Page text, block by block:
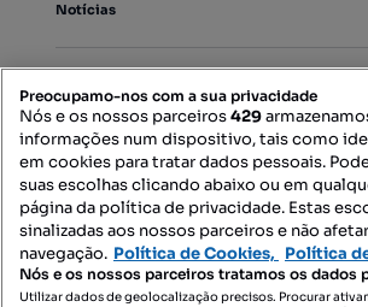
Notícias
Mapa do Site
Contacte-nos
Preocupamo-nos com a sua privacidade
Nós e os nossos parceiros429
informações num dispositivo, tais como
em cookies para tratar dados pessoais.
suas escolhas clicando abaixo ou em
página da política de privacidade. Estas
sinalizadas aos nossos parceiros e não
navegação. Política de Cookies, Política
Nós e os nossos parceiros tratamos os dados
Utilizar dados de geolocalização precisos. Procurar